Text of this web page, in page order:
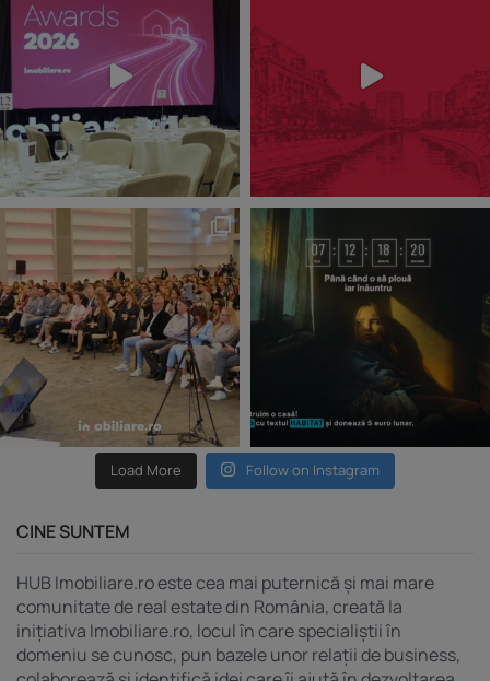
Load More Follow on Instagram
CINE SUNTEM
HUB Imobiliare.ro este cea mai puternică și mai mare
comunitate de real estate din România, creată la
inițiativa Imobiliare.ro, locul în care specialiștii în
domeniu se cunosc, pun bazele unor relații de business,